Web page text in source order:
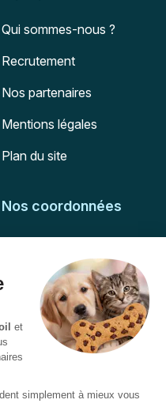
Qui sommes-nous ?
Recrutement
Nos partenaires
Mentions légales
Plan du site
Nos coordonnées
51-55 rue Hoche
94767
Ivry-sur-Seine
Pas encore client ?
Mail :
adhesion@assuropoil.com
Tel :
01 77 94 89 02